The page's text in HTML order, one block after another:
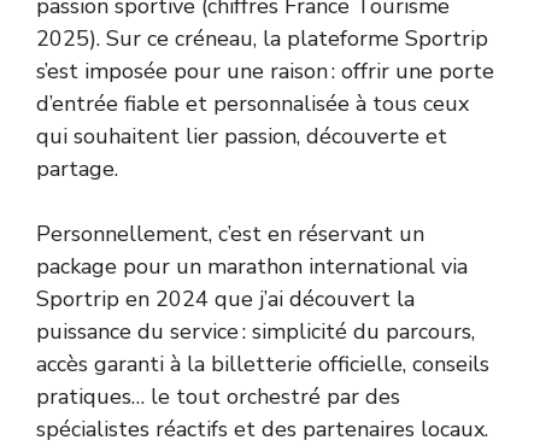
passion sportive (chiffres France Tourisme
2025). Sur ce créneau, la plateforme Sportrip
s’est imposée pour une raison : offrir une porte
d’entrée fiable et personnalisée à tous ceux
qui souhaitent lier passion, découverte et
partage.
Personnellement, c’est en réservant un
package pour un marathon international via
Sportrip en 2024 que j’ai découvert la
puissance du service : simplicité du parcours,
accès garanti à la billetterie officielle, conseils
pratiques… le tout orchestré par des
spécialistes réactifs et des partenaires locaux.